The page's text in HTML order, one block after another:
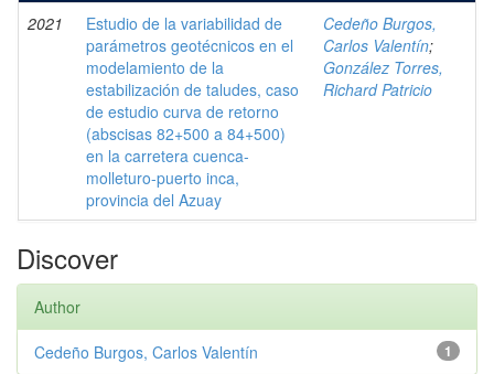
2021
Estudio de la variabilidad de
parámetros geotécnicos en el
modelamiento de la
estabilización de taludes, caso
de estudio curva de retorno
(abscisas 82+500 a 84+500)
en la carretera cuenca-
molleturo-puerto inca,
provincia del Azuay
Cedeño Burgos,
Carlos Valentín;
González Torres,
Richard Patricio
Discover
Author
1
Cedeño Burgos, Carlos Valentín